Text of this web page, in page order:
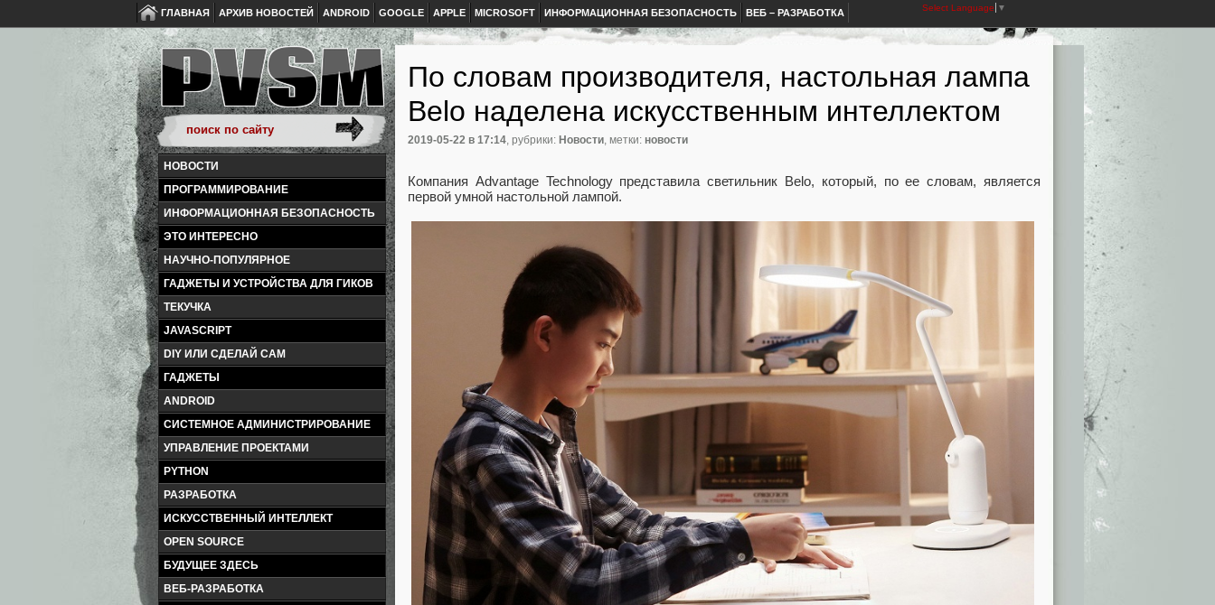
ГЛАВНАЯ АРХИВ НОВОСТЕЙ ANDROID GOOGLE APPLE MICROSOFT ИНФОРМАЦИОННАЯ БЕЗОПАСНОСТЬ ВЕБ – РАЗРАБОТКА Select Language ▼
НОВОСТИ
ПРОГРАММИРОВАНИЕ
ИНФОРМАЦИОННАЯ БЕЗОПАСНОСТЬ
ЭТО ИНТЕРЕСНО
НАУЧНО-ПОПУЛЯРНОЕ
ГАДЖЕТЫ И УСТРОЙСТВА ДЛЯ ГИКОВ
ТЕКУЧКА
JAVASCRIPT
DIY ИЛИ СДЕЛАЙ САМ
ГАДЖЕТЫ
ANDROID
СИСТЕМНОЕ АДМИНИСТРИРОВАНИЕ
УПРАВЛЕНИЕ ПРОЕКТАМИ
PYTHON
РАЗРАБОТКА
ИСКУССТВЕННЫЙ ИНТЕЛЛЕКТ
OPEN SOURCE
БУДУЩЕЕ ЗДЕСЬ
ВЕБ-РАЗРАБОТКА
По словам производителя, настольная лампа
Belo наделена искусственным интеллектом
2019-05-22 в 17:14, рубрики: Новости, метки: новости
Компания Advantage Technology представила светильник Belo, который, по ее словам, является
первой умной настольной лампой.